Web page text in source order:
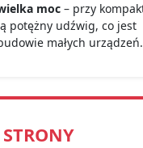
moc – przy
potężny udźwig, co jest
małych urządzeń.